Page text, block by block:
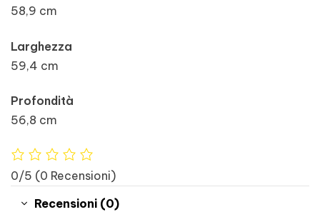
58,9 cm
Larghezza
59,4 cm
Profondità
56,8 cm
0/5 (0 Recensioni)
Recensioni (0)